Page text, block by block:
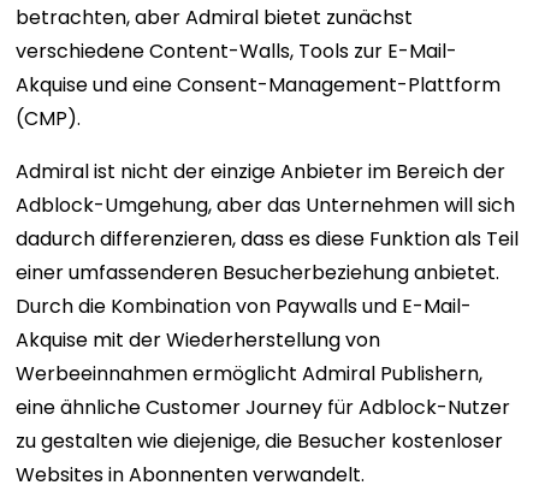
betrachten, aber Admiral bietet zunächst
verschiedene Content-Walls, Tools zur E-Mail-
Akquise und eine Consent-Management-Plattform
(CMP).
Admiral ist nicht der einzige Anbieter im Bereich der
Adblock-Umgehung, aber das Unternehmen will sich
dadurch differenzieren, dass es diese Funktion als Teil
einer umfassenderen Besucherbeziehung anbietet.
Durch die Kombination von Paywalls und E-Mail-
Akquise mit der Wiederherstellung von
Werbeeinnahmen ermöglicht Admiral Publishern,
eine ähnliche Customer Journey für Adblock-Nutzer
zu gestalten wie diejenige, die Besucher kostenloser
Websites in Abonnenten verwandelt.